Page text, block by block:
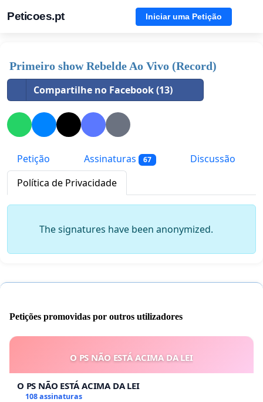
Peticoes.pt Iniciar uma Petição
Primeiro show Rebelde Ao Vivo (Record)
Compartilhe no Facebook (13)
Petição Assinaturas 67
Discussão
Política de Privacidade
The signatures have been anonymized.
Petições promovidas por outros utilizadores
O PS NÃO ESTÁ ACIMA DA LEI
O PS NÃO ESTÁ ACIMA DA LEI
108 assinaturas